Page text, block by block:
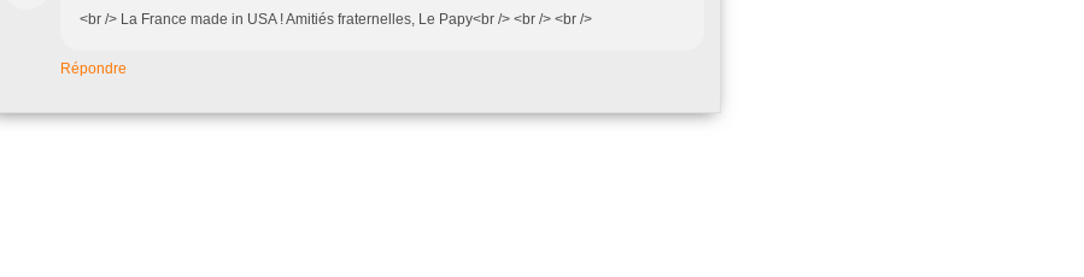
<br /> La France made in USA ! Amitiés fraternelles, Le Papy<br /> <br /> <br />
Répondre